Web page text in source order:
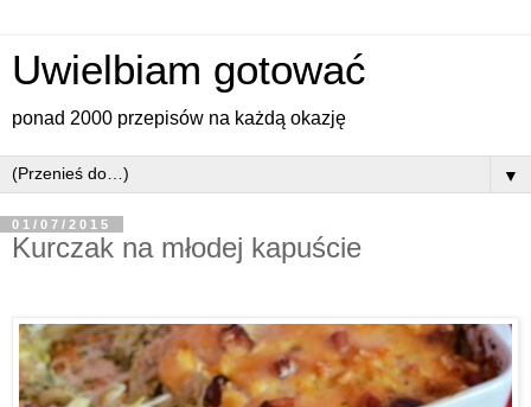
Uwielbiam gotować
ponad 2000 przepisów na każdą okazję
▼
01/07/2015
Kurczak na młodej kapuście